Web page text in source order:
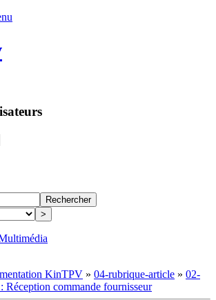
Rechercher
>
KinTPV » 04-rubrique-article » 02-
Réception commande fournisseur